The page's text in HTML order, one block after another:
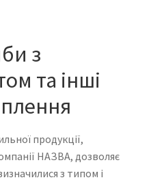
з
та інші
продукції,
НАЗВА, дозволяє
з типом і